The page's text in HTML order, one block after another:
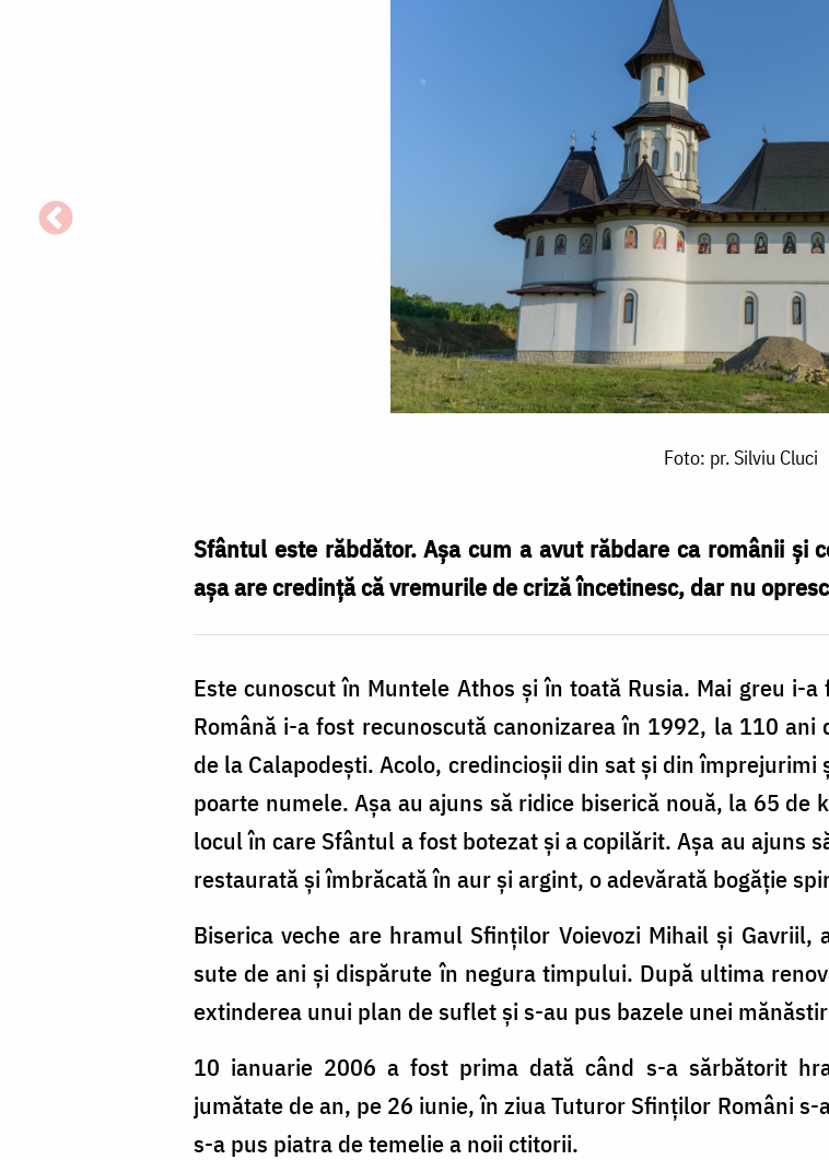
Foto: pr. Silviu Cluci
Sfântul este răbdător. Așa cum a avut răbdare ca românii și
așa are credință că vremurile de criză încetinesc, dar nu
Este cunoscut în Muntele Athos și în toată Rusia. Mai greu i-
Română i-a fost recunoscută canonizarea în 1992, la 110
de la Calapodești. Acolo, credincioșii din sat și din
poarte numele. Așa au ajuns să ridice biserică nouă, la 65 de
locul în care Sfântul a fost botezat și a copilărit. Așa au ajuns
restaurată și îmbrăcată în aur și argint, o adevărată bogăție
Biserica veche are hramul Sfinților Voievozi Mihail și
sute de ani și dispărute în negura timpului. După ultima
extinderea unui plan de suflet și s-au pus bazele unei
10 ianuarie 2006 a fost prima dată când s-a sărbătorit
jumătate de an, pe 26 iunie, în ziua Tuturor Sfinților Români
s-a pus piatra de temelie a noii ctitorii.